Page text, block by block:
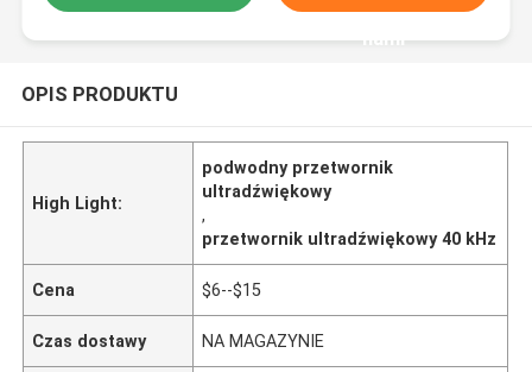
nami
OPIS PRODUKTU
High Light:
podwodny przetwornik
ultradźwiękowy
,
przetwornik ultradźwiękowy 40 kHz
Cena $6--$15
Czas dostawy NA MAGAZYNIE